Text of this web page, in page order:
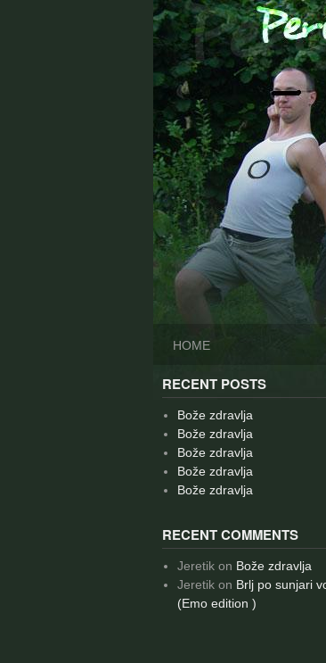
HOME
RECENT POSTS
Bože zdravlja
Bože zdravlja
Bože zdravlja
Bože zdravlja
Bože zdravlja
RECENT COMMENTS
Jeretikon Bože zdravlja
Jeretikon Brlj po sunjari
(Emo edition )